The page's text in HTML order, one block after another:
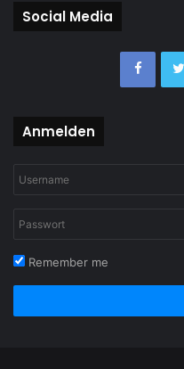
Social Media
Anmelden
Remember me